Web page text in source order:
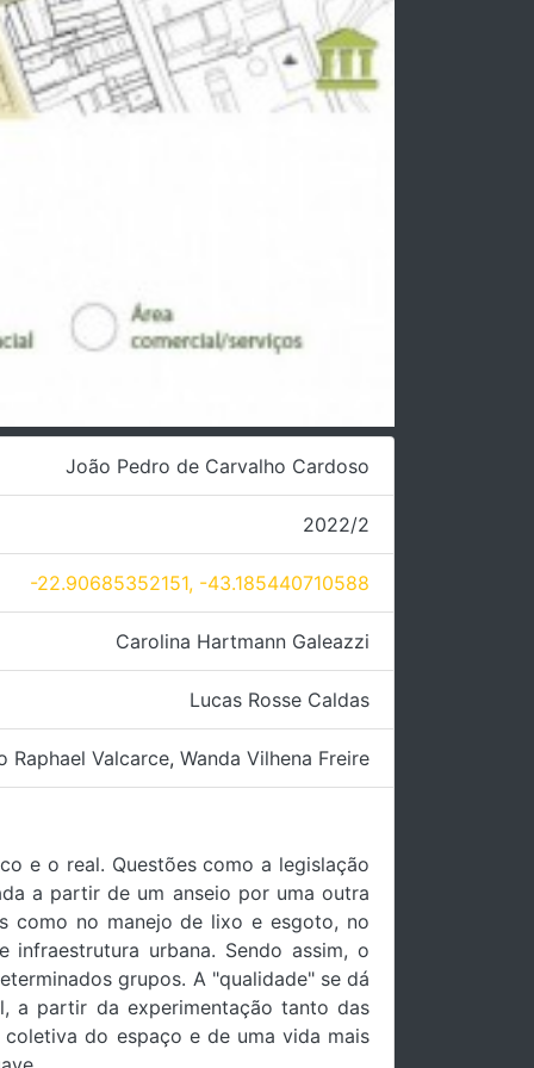
João Pedro de Carvalho Cardoso
2022/2
-22.90685352151, -43.185440710588
Carolina Hartmann Galeazzi
Lucas Rosse Caldas
Raphael Valcarce, Wanda Vilhena Freire
e o real. Questões como a legislação
a partir de um anseio por uma outra
como no manejo de lixo e esgoto, no
urbana. Sendo assim, o
grupos. A "qualidade" se dá
a partir da experimentação tanto das
do espaço e de uma vida mais